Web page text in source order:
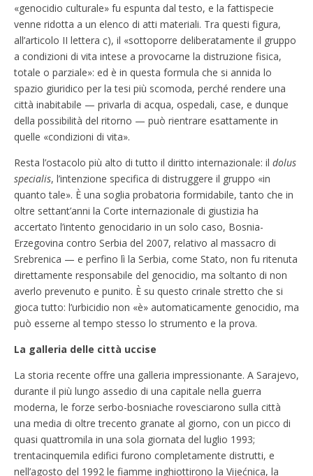
«genocidio culturale» fu espunta dal testo, e la fattispecie
venne ridotta a un elenco di atti materiali. Tra questi figura,
all’articolo II lettera c), il «sottoporre deliberatamente il gruppo
a condizioni di vita intese a provocarne la distruzione fisica,
totale o parziale»: ed è in questa formula che si annida lo
spazio giuridico per la tesi più scomoda, perché rendere una
città inabitabile — privarla di acqua, ospedali, case, e dunque
della possibilità del ritorno — può rientrare esattamente in
quelle «condizioni di vita».
Resta l’ostacolo più alto di tutto il diritto internazionale: il dolus
specialis, l’intenzione specifica di distruggere il gruppo «in
quanto tale». È una soglia probatoria formidabile, tanto che in
oltre settant’anni la Corte internazionale di giustizia ha
accertato l’intento genocidario in un solo caso, Bosnia-
Erzegovina contro Serbia del 2007, relativo al massacro di
Srebrenica — e perfino lì la Serbia, come Stato, non fu ritenuta
direttamente responsabile del genocidio, ma soltanto di non
averlo prevenuto e punito. È su questo crinale stretto che si
gioca tutto: l’urbicidio non «è» automaticamente genocidio, ma
può esserne al tempo stesso lo strumento e la prova.
La galleria delle città uccise
La storia recente offre una galleria impressionante. A Sarajevo,
durante il più lungo assedio di una capitale nella guerra
moderna, le forze serbo-bosniache rovesciarono sulla città
una media di oltre trecento granate al giorno, con un picco di
quasi quattromila in una sola giornata del luglio 1993;
trentacinquemila edifici furono completamente distrutti, e
nell’agosto del 1992 le fiamme inghiottirono la Vijećnica, la